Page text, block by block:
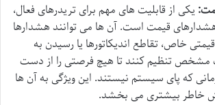
یکی از قابلیت های مهم برای تریدرهای فعال،
قیمت است. آن ها می توانند هشدارها
خاص، تقاطع اندیکاتورها یا رسیدن به
مشخص تنظیم کنند تا هیچ فرصتی را از دست
که پای سیستم نیستند. این ویژگی به آن ها
خاطر بیشتری می بخشد.